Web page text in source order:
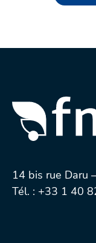
14 bis rue Daru
Tél. : +33 1 40